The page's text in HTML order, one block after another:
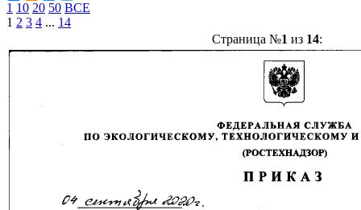
1 10 20 50 ВСЕ
1 2 3 4 ... 14
Страница №1 из 14: